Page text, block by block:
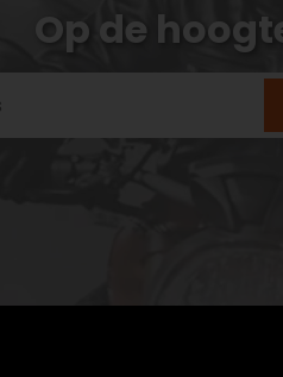
Op de